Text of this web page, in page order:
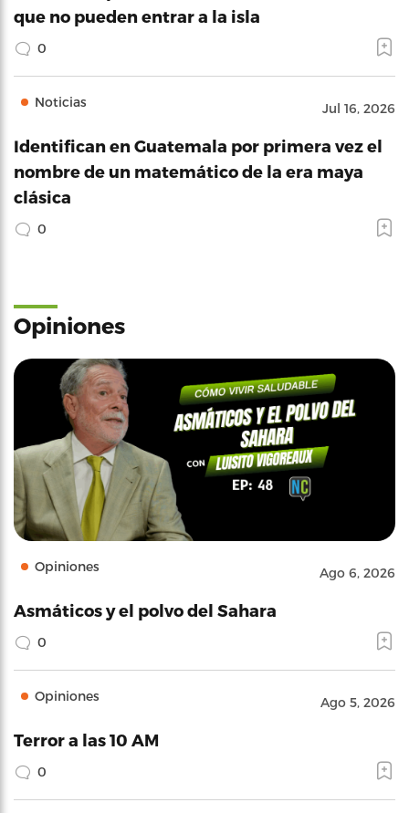
que no pueden entrar a la isla
0
Noticias Jul 16, 2026
Identifican en Guatemala por primera vez el
nombre de un matemático de la era maya
clásica
0
Opiniones
Opiniones Ago 6, 2026
Asmáticos y el polvo del Sahara
0
Opiniones Ago 5, 2026
Terror a las 10 AM
0